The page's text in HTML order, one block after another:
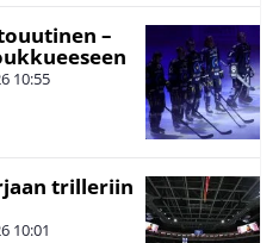
–
10:55
trilleriin
10:01